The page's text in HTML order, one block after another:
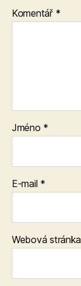
Komentář *
Jméno *
E-mail *
Webová stránka